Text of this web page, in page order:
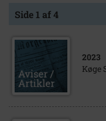
Side 1 af 4
2023
Køge